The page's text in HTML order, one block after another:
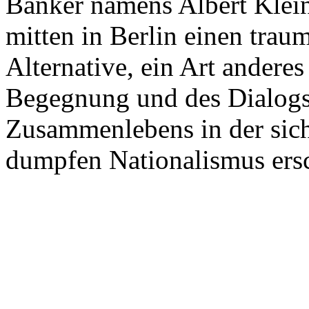
mitten in Berlin einen
Alternative, ein Art
Begegnung und des
Zusammenlebens in der
dumpfen Nationalismus